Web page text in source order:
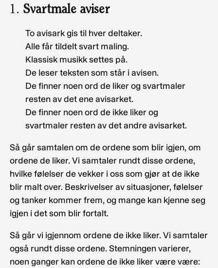
1. Svartmale aviser
To avisark gis til hver deltaker.
Alle får tildelt svart maling.
Klassisk musikk settes på.
De leser teksten som står i avisen.
De finner noen ord de liker og svartmaler
resten av det ene avisarket.
De finner noen ord de ikke liker og
svartmaler resten av det andre avisarket.
Så går samtalen om de ordene som blir igjen, om
ordene de liker. Vi samtaler rundt disse ordene,
hvilke følelser de vekker i oss som gjør at de ikke
blir malt over. Beskrivelser av situasjoner, følelser
og tanker kommer frem, og mange kan kjenne seg
igjen i det som blir fortalt.
Så går vi igjennom ordene de ikke liker. Vi samtaler
også rundt disse ordene. Stemningen varierer,
noen ganger kan ordene de ikke liker være være: